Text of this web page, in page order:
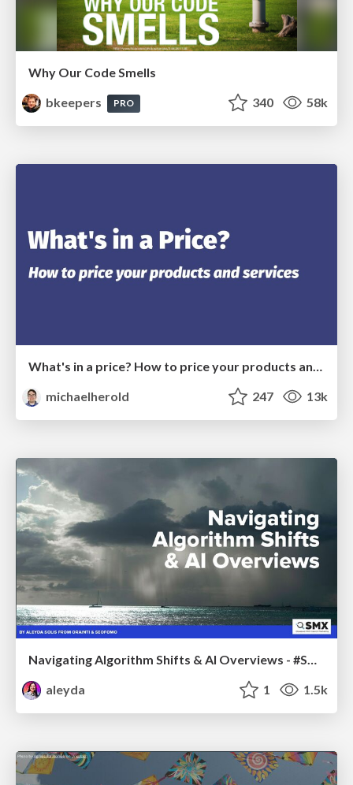
Why Our Code Smells
bkeepers
PRO 340 58k
What's in a price? How to price your products and services
michaelherold
247 13k
Navigating Algorithm Shifts & AI Overviews - #SMXNext
aleyda
1 1.5k